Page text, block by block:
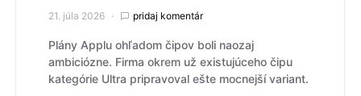
21. júla 2026 pridaj komentár
Plány Applu ohľadom čipov boli naozaj
ambiciózne. Firma okrem už existujúceho čipu
kategórie Ultra pripravoval ešte mocnejší variant.